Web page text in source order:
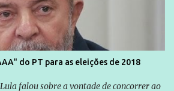
do PT para as eleições de 2018
falou sobre a vontade de concorrer ao